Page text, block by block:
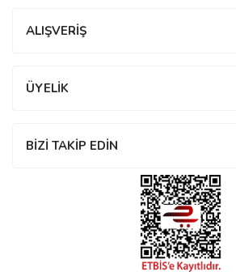
ALIŞVERİŞ
ÜYELİK
BİZİ TAKİP EDİN